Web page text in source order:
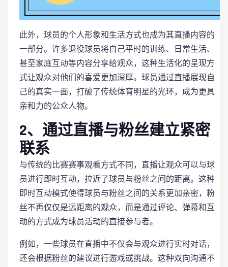
此外，球员的个人形象和生活方式也成为其直播内容的
一部分。许多退役球员将自己平时的训练、日常生活、
甚至家庭互动等内容分享给观众，这种生活化的呈现方
式让观众对他们的喜爱更加深厚。球员通过直播展现自
己的真实一面，打破了传统体育明星的光环，成为更具
亲和力的公众人物。
2、通过直播与粉丝建立紧密
联系
与传统的比赛赛事观看方式不同，直播让观众可以与球
员进行即时互动，拉近了球员与粉丝之间的距离。这种
即时互动模式使得球员与粉丝之间的关系更加亲密，粉
丝不再仅仅是远距离的观众，而是通过评论、弹幕和互
动的方式成为球员活动的直接参与者。
例如，一些球员在直播中不仅会与观众进行实时对话，
还会根据粉丝的建议进行游戏或挑战。这种双向沟通不